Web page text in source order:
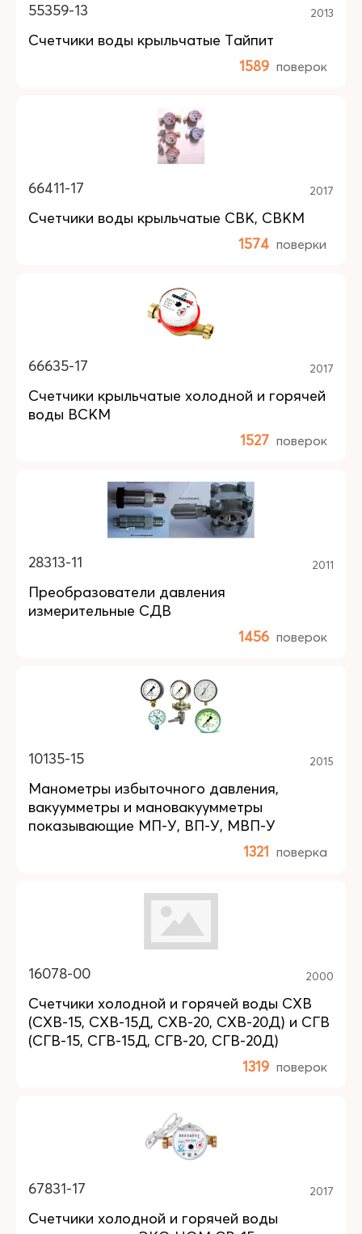
55359-13 2013
Счетчики воды крыльчатые Тайпит
1589 поверок
66411-17 2017
Счетчики воды крыльчатые СВК, СВКМ
1574 поверки
66635-17 2017
Счетчики крыльчатые холодной и горячей
воды ВСКМ
1527 поверок
28313-11 2011
Преобразователи давления
измерительные СДВ
1456 поверок
10135-15 2015
Манометры избыточного давления,
вакуумметры и мановакуумметры
показывающие МП-У, ВП-У, МВП-У
1321 поверка
16078-00 2000
Счетчики холодной и горячей воды СХВ
(СХВ-15, СХВ-15Д, СХВ-20, СХВ-20Д) и СГВ
(СГВ-15, СГВ-15Д, СГВ-20, СГВ-20Д)
1319 поверок
67831-17 2017
Счетчики холодной и горячей воды